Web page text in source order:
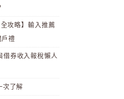
攻略】輸入推薦
禮
借券收入報稅懶人
次了解